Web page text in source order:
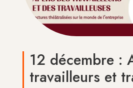
12 décembre :
travailleurs et